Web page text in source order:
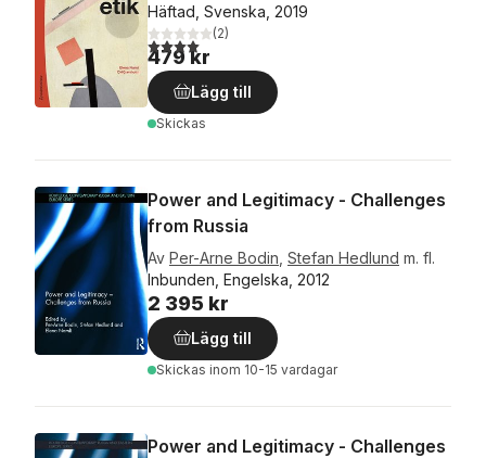
Häftad, Svenska, 2019
4,0utav 5 stjärnor. Totalt antal röster:
(2)
479 kr
Lägg till
Skickas
Power and Legitimacy - Challenges
from Russia
Av Per-Arne Bodin Stefan Hedlund m. fl.
Inbunden, Engelska, 2012
2 395 kr
Lägg till
Skickas inom 10-15 vardagar
Power and Legitimacy - Challenges